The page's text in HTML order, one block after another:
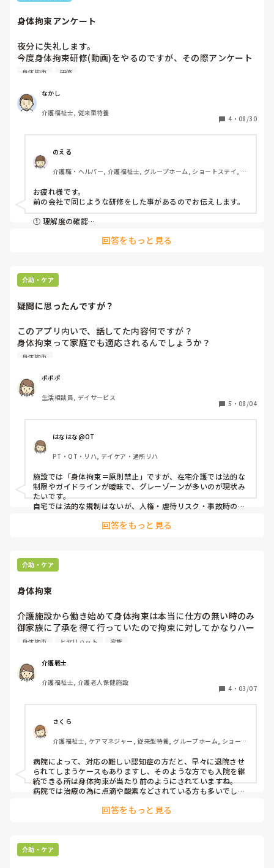
身体拘束アンケート
夜分に失礼します。
今度身体拘束研修(動画)をやるのですが、その際アンケート
作成するのですが、どのような項目にしようか悩んでます。
身体拘束 研修
なかし
介護福祉士, 従来型特養
4 ・ 08/30
のえる
介護職・ヘルパー, 介護福祉士, グループホーム, ショートステイ, デ
護
お疲れ様です。
前の会社で同じような研修をした事があるのでお伝えします。
① 理解度の確認
③ 今後の実践への意欲
・所属・職種
【研修内容について】
1. 研修の内容は理解しやすかったですか？
3. 身体拘束を行うことでの弊害（身体・心理・人権など）につ
いて理解できましたか？
4. 身体拘束を減らすための代替方法について理解できました
か？
【気づき・学び】
5. 研修を通して新しく知ったこと・印象に残ったことはありま
すか？
6. 自施設の取り組みと比べて、改善できそうだと感じた点はあ
りますか？
【今後の実践について】
7. 今後、身体拘束を減らす取り組みに積極的に関わりたいと思
いますか？
【研修全体について】
9. この研修は業務に役立つと感じましたか？
10. 今後の研修に取り入れてほしいテーマや要望があれば教え
も入れるとフィードバックがとれて良いかと思います。
研修は準備が大変ですよね。
回答をもっと見る
介助・ケア
疑問に思ったんですが？
このアプリ内いで、話してた内容何ですが？
身体拘束って家庭でも適応されるんでしょうか？
施設はアウトですよね。
自宅で転倒した場合は、勿論事故報告何かも有りませんよ
ね。
在宅での、身体拘束って何処まで容認されるんでしょうか？
例えば、紐で縛り付けるはダメだと思います。
ベット柵４本は？
明確に知ってる人入れは教えてください。
在宅ヘルパーさんとか、そう言う場面有ると思いますが、ど
身体拘束
ポポポ
生活相談員, デイサービス
5 ・ 08/04
はなはな@OT
PT・OT・リハ, デイケア・通所リハ
施設では「身体拘束＝原則禁止」ですが、在宅介護では法的な
制限やガイドラインが曖昧で、グレーゾーンが多いのが現状み
たいです。
自宅では法的な規制はないが、人権・虐待リスク・事故時の責
柵やセンサーなど安全対策の工夫を優先し、物理的拘束は極力
回答をもっと見る
介助・ケア
身体拘束
介護施設から働き始めて身体拘束は本当に仕方の無い時のみ
御家族に了承を得て行っていたので拘束に対してかなりハー
ドルが高かったのですが医療現場で働き始めた時にいとも簡
拘束自体全く賛成では無いのですが施設では転倒にかなり気
を張って注意して対策しているのにどうして介護現場と医療
現場でこんなにもギャップがあるのだろうと今でも思いま
現在も病院勤務ですがこの人ここまでの拘束いるのかな？と
思う方が何年も拘束されていたりして心痛む時もあります。
介護士には発言権は無いのでどうにも出来ないのですが……
同じように感じる方いますか？
身体拘束 ヒヤリハット 家族
介護戦士
介護福祉士, 介護老人保健施設
4 ・ 03/07
さくら
介護福祉士, ケアマネジャー, 従来型特養, グループホーム, ショート
病院によって、対応の難しい認知症の方だと、早々に退院させ
られてしまうケースもありますし、そのような方でも入院を継
続できる所は身体拘束が当たり前のようにされていますね。
病院では治療の為に点滴や酸素などされている方も多いでしょ
祉施設に比べると拘束に対するハードルは低いかと思います。
方ない部分はありましたが、「早く良くなって退院してきてく
ださいね」と思う事くらいしかできませんでした。
回答をもっと見る
介助・ケア